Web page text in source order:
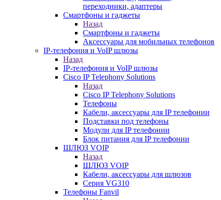
переходники, адаптеры
Смартфоны и гаджеты
Назад
Смартфоны и гаджеты
Аксессуары для мобильных телефонов
IP-телефония и VoIP шлюзы
Назад
IP-телефония и VoIP шлюзы
Cisco IP Telephony Solutions
Назад
Cisco IP Telephony Solutions
Телефоны
Кабели, аксессуары для IP телефонии
Подставки под телефоны
Модули для IP телефонии
Блок питания для IP телефонии
ШЛЮЗ VOIP
Назад
ШЛЮЗ VOIP
Кабели, аксессуары для шлюзов
Серия VG310
Телефоны Fanvil